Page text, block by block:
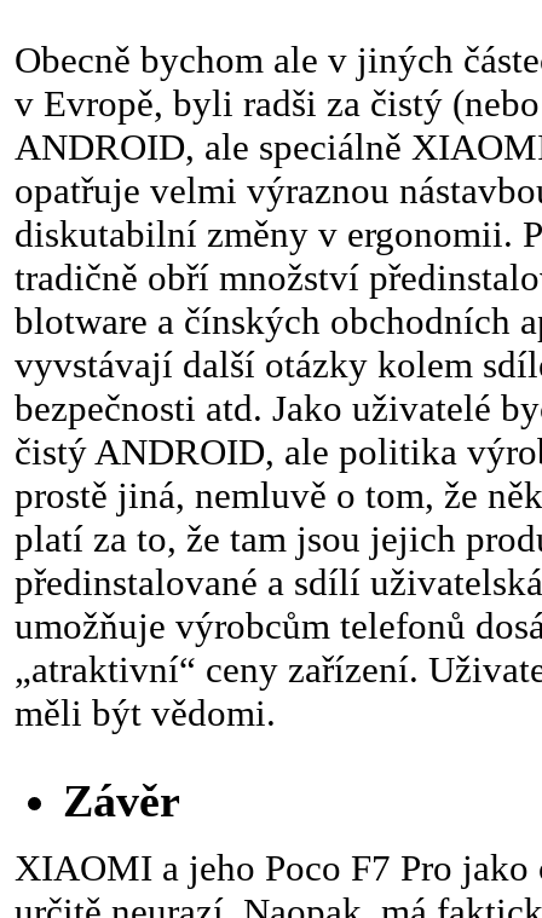
Obecně bychom ale v jiných
v Evropě, byli radši za čistý
ANDROID, ale speciálně
opatřuje velmi výraznou
diskutabilní změny v ergonomii.
tradičně obří množství
blotware a čínských obchodních
vyvstávají další otázky kolem
bezpečnosti atd. Jako uživatelé
čistý ANDROID, ale politika
prostě jiná, nemluvě o tom, že
platí za to, že tam jsou jejich
předinstalované a sdílí
umožňuje výrobcům telefonů
„atraktivní“ ceny zařízení.
měli být vědomi.
Závěr
XIAOMI a jeho Poco F7 Pro jako